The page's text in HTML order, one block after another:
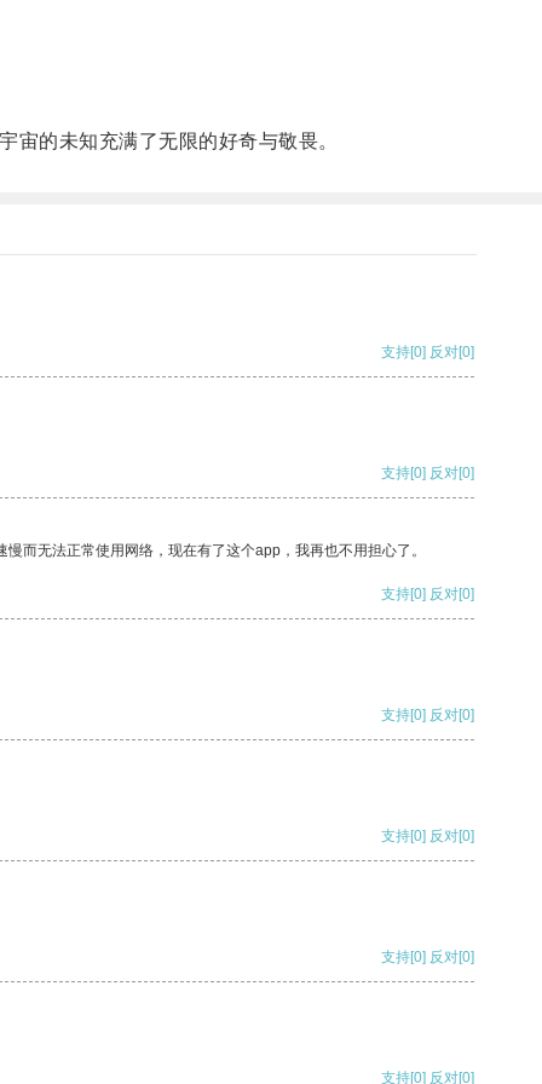
的未知充满了无限的好奇与敬畏。
支持[0] 反对[0]
支持[0] 反对[0]
而无法正常使用网络，现在有了这个app，我再也不用担心了。
支持[0] 反对[0]
支持[0] 反对[0]
支持[0] 反对[0]
支持[0] 反对[0]
支持[0] 反对[0]